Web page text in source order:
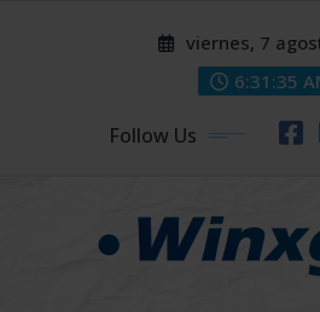
viernes, 7
6:31:36
Follow Us